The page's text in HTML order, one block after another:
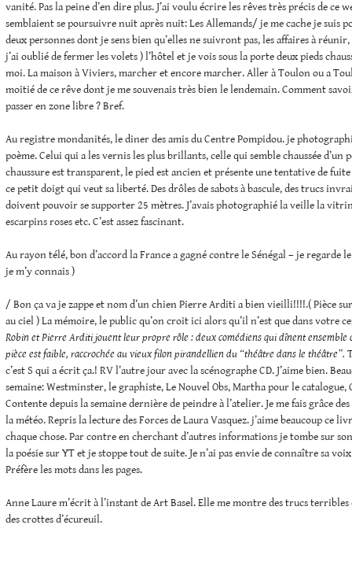
vanité. Pas la peine d’en dire plus. J’ai voulu écrire les rêves très précis de ce
semblaient se poursuivre nuit après nuit: Les Allemands/ je me cache je suis
deux personnes dont je sens bien qu’elles ne suivront pas, les affaires à
j’ai oublié de fermer les volets ) l’hôtel et je vois sous la porte deux pieds
moi. La maison à Viviers, marcher et encore marcher. Aller à Toulon ou a
moitié de ce rêve dont je me souvenais très bien le lendemain. Comment
passer en zone libre ? Bref.
Au registre mondanités, le diner des amis du Centre Pompidou. je
poème. Celui qui a les vernis les plus brillants, celle qui semble chaussée d’un
chaussure est transparent, le pied est ancien et présente une tentative de fuite
ce petit doigt qui veut sa liberté. Des drôles de sabots à bascule, des trucs
doivent pouvoir se supporter 25 mètres. J’avais photographié la veille la
escarpins roses etc. C’est assez fascinant.
Au rayon télé, bon d’accord la France a gagné contre le Sénégal – je regarde
je m’y connais )
/ Bon ça va je zappe et nom d’un chien Pierre Arditi a bien vieilli!!!!.( Pièce
au ciel ) La mémoire, le public qu’on croit ici alors qu’il n’est que dans votre
Robin et Pierre Arditi jouent leur propre rôle : deux comédiens qui dînent ensemble
pièce est faible, raccrochée au vieux filon pirandellien du “théâtre dans le théâtre”.
c’est S qui a écrit ça.! RV l’autre jour avec la scénographe CD. J’aime bien.
semaine: Westminster, le graphiste, Le Nouvel Obs, Martha pour le catalogue,
Contente depuis la semaine dernière de peindre à l’atelier. Je me fais grâce
la météo. Repris la lecture des Forces de Laura Vasquez. j’aime beaucoup ce
chaque chose. Par contre en cherchant d’autres informations je tombe sur son
la poésie sur YT et je stoppe tout de suite. Je n’ai pas envie de connaître sa
Préfère les mots dans les pages.
Anne Laure m’écrit à l’instant de Art Basel. Elle me montre des trucs terribles
des crottes d’écureuil.